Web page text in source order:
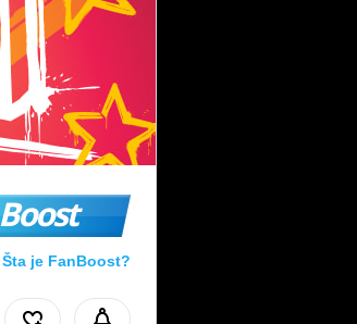
Šta je FanBoost?